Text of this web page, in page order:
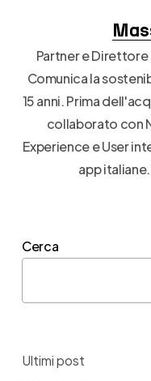
Partner e
Comunica la
15 anni. Prima
collaborato con
Experience e User
app
Cerca
Ultimi post